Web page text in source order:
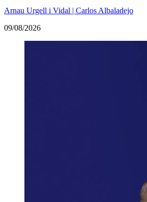
Arnau Urgell i Vidal | Carlos Albaladejo
09/08/2026